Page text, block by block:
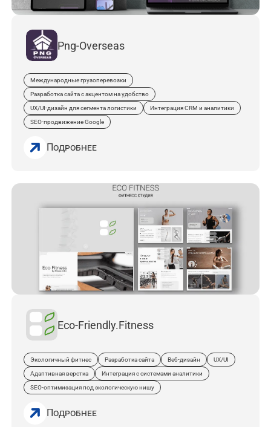
Png-Overseas
Международные грузоперевозки
Разработка сайта с акцентом на удобство
UX/UI-дизайн для сегмента логистики Интеграция CRM и аналитики
SEO‑продвижение Google
Подробнее
Eco-Friendly.fitness
Экологичный фитнес Разработка сайта Веб‑дизайн UX/UI
Адаптивная верстка Интеграция с системами аналитики
SEO‑оптимизация под экологическую нишу
Подробнее